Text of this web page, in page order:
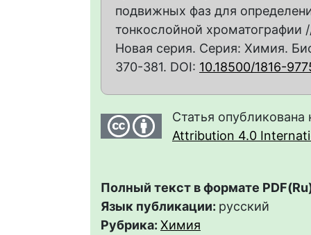
подвижных фаз для
тонкослойной хроматографии
Новая серия. Серия: Химия.
370-381. DOI: 10.18500/1816-
Статья
Attribution 4.0
Полный текст в формате
Язык публикации: русский
Рубрика: Химия